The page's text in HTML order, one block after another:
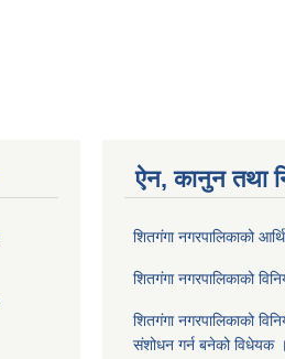
ऐन, कानुन तथा
शितगंगा नगरपालिकाको
शितगंगा नगरपालिकाको
शितगंगा नगरपालिकाको
संशोधन गर्न बनेको विधेयक